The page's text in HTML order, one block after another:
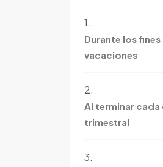
1.
Durante los fines
vacaciones
2.
Al terminar cada
trimestral
3.